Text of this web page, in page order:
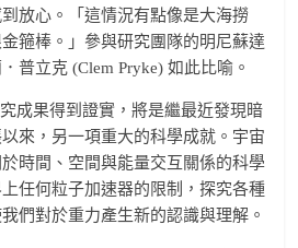
放心。「這情況有點像是大海撈
箍棒。」參與研究團隊的明尼蘇達
普立克 (Clem Pryke) 如此比喻。
成果得到證實，將是繼最近發現暗
來，另一項重大的科學成就。宇宙
時間、空間與能量交互關係的科學
任何粒子加速器的限制，探究各種
們對於重力產生新的認識與理解。